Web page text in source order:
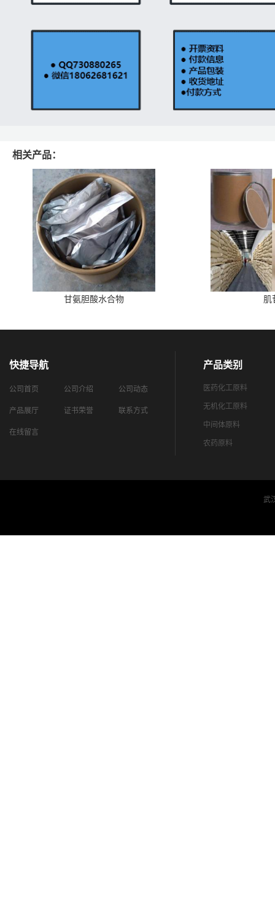
相关产品：
甘氨胆酸水合物 肌
快捷导航
公司首页 公司介绍 公司动态
产品展厅 证书荣誉 联系方式
在线留言
产品类别
医药化工原料
无机化工原料
中间体原料
农药原料
武